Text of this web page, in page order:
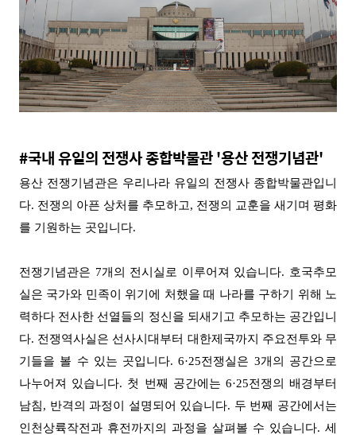
#국내 유일의 전쟁사 종합박물관 '용산전쟁기념관'
용산 전쟁기념관은 우리나라 유일의 전쟁사 종합박물관입니
다. 전쟁의 아픈 상처를 추모하고, 전쟁의 교훈을 새기며 평화
를 기원하는 곳입니다.
전쟁기념관은 7개의 전시실로 이루어져 있습니다. 호국추모
실은 국가와 민족이 위기에 처했을 때 나라를 구하기 위해 노
력하다 전사한 선열들의 정신을 되새기고 추모하는 공간입니
다. 전쟁역사실은 선사시대부터 대한제국까지 주요전투와 무
기들을 볼 수 있는 곳입니다. 6·25전쟁실은 3개의 공간으로
나누어져 있습니다. 첫 번째 공간에는 6·25전쟁의 배경부터
남침, 반격의 과정이 설명되어 있습니다. 두 번째 공간에서는
인천상륙작전과 휴전까지의 과정을 살펴볼 수 있습니다. 세